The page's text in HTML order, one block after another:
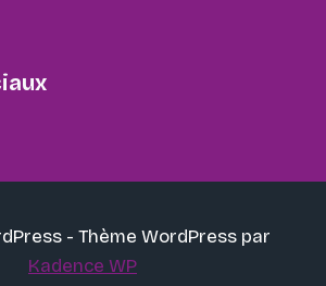
- Thème WordPress par
Kadence WP